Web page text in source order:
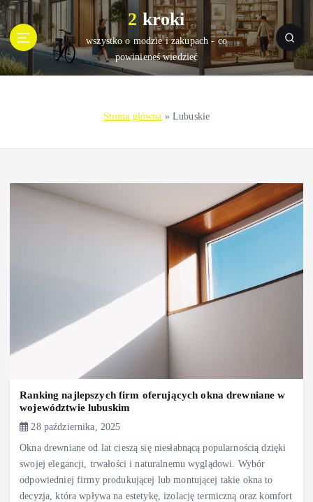
S
k
i
p
t
t
2 kroki
wszystko o modzie i zakupach - co
powinieneś wiedzieć
Strona główna »Lubuskie
Ranking najlepszych firm oferujących okna drewniane w
województwie lubuskim
28 października, 2025
Okna drewniane od lat cieszą się niesłabnącą popularnością dzięki
swojej elegancji, trwałości i naturalnemu wyglądowi. Wybór
odpowiedniej firmy produkującej lub montującej takie okna to
decyzja, która wpływa na estetykę, izolację termiczną oraz komfort